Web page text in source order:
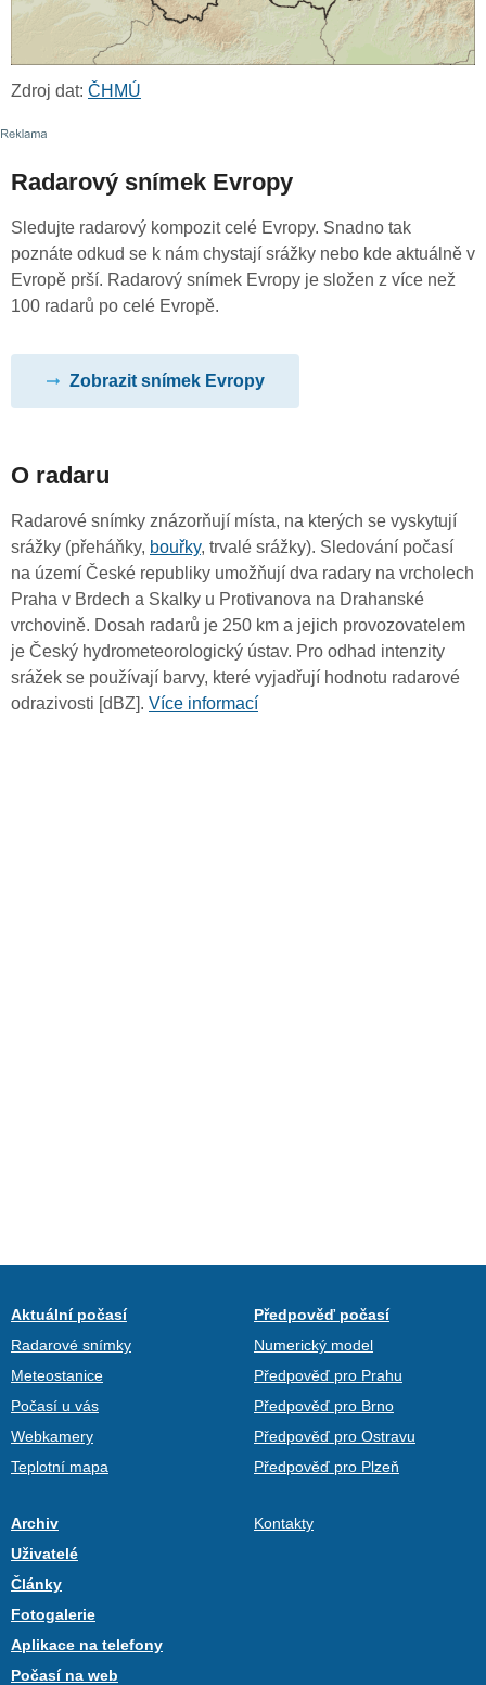
Zdroj dat: ČHMÚ
Radarový snímek Evropy
Sledujte radarový kompozit celé Evropy. Snadno tak
poznáte odkud se k nám chystají srážky nebo kde aktuálně v
Evropě prší. Radarový snímek Evropy je složen z více než
100 radarů po celé Evropě.
Zobrazit snímek Evropy
O radaru
Radarové snímky znázorňují místa, na kterých se vyskytují
srážky (přeháňky, bouřky, trvalé srážky). Sledování počasí
na území České republiky umožňují dva radary na vrcholech
Praha v Brdech a Skalky u Protivanova na Drahanské
vrchovině. Dosah radarů je 250 km a jejich provozovatelem
je Český hydrometeorologický ústav. Pro odhad intenzity
srážek se používají barvy, které vyjadřují hodnotu radarové
odrazivosti [dBZ]. Více informací
Aktuální počasí
Radarové snímky
Meteostanice
Počasí u vás
Webkamery
Teplotní mapa
Předpověď počasí
Numerický model
Předpověď pro Prahu
Předpověď pro Brno
Předpověď pro Ostravu
Předpověď pro Plzeň
Archiv
Uživatelé
Články
Fotogalerie
Aplikace na telefony
Počasí na web
Kontakty